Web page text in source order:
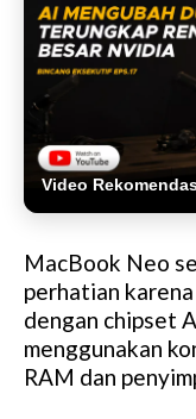
Video
MacBook Neo
perhatian
dengan chipset
menggunakan
RAM dan